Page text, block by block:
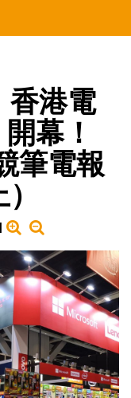
香港電
幕！
筆電報